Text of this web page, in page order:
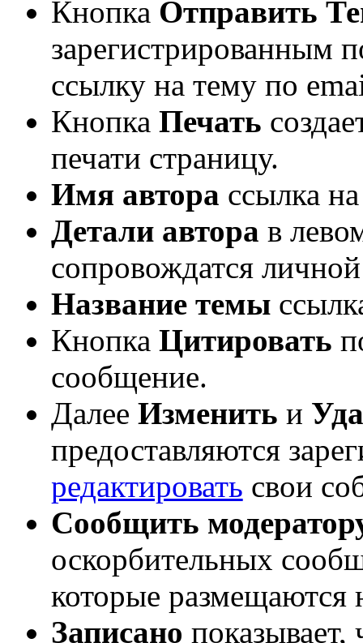
Кнопка Отправить
зарегистрированным
ссылку на тему по
Кнопка Печать
печати страницу.
Имя автора ссылка
Детали автора в
сопровождатся
Название темы
Кнопка Цитировать
сообщение.
Далее Изменить и
предоставляются
редактировать свои
Сообщить
оскорбительных
которые размещаются
Записано показывает,